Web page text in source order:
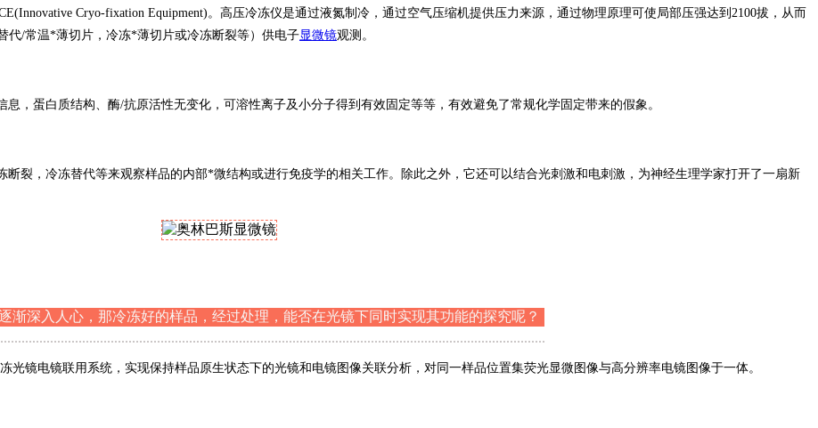
Cryo-fixation Equipment)。高压冷冻仪是通过液氮制冷，通过空气压缩机提供压力来源，通过物理原理可使局部压强达到2100拔，从而
代/常温*薄切片，冷冻*薄切片或冷冻断裂等）供电子显微镜观测。
，蛋白质结构、酶/抗原活性无变化，可溶性离子及小分子得到有效固定等等，有效避免了常规化学固定带来的假象。
裂，冷冻替代等来观察样品的内部*微结构或进行免疫学的相关工作。除此之外，它还可以结合光刺激和电刺激，为神经生理学家打开了一扇新
渐深入人心，那冷冻好的样品，经过处理，能否在光镜下同时实现其功能的探究呢？
光镜电镜联用系统，实现保持样品原生状态下的光镜和电镜图像关联分析，对同一样品位置集荧光显微图像与高分辨率电镜图像于一体。